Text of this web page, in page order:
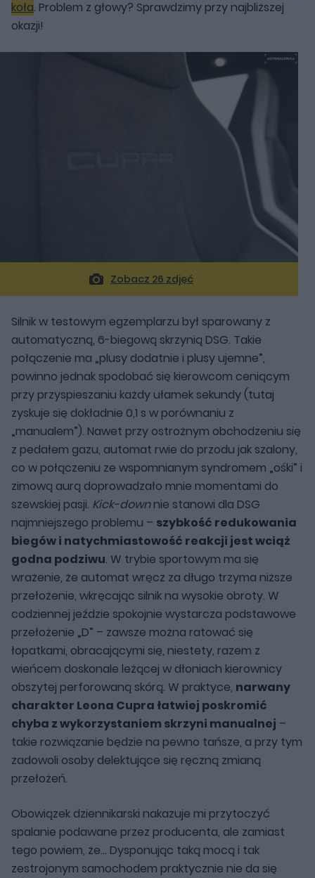
koła. Problem z głowy? Sprawdzimy przy najbliższej
okazji!
Zobacz 26 zdjęć
Silnik w testowym egzemplarzu był sparowany z
automatyczną, 6-biegową skrzynią DSG. Takie
połączenie ma „plusy dodatnie i plusy ujemne”,
powinno jednak spodobać się kierowcom ceniącym
przy przyspieszaniu każdy ułamek sekundy (tutaj
zyskuje się dokładnie 0,1 s w porównaniu z
„manualem”). Nawet przy ostrożnym obchodzeniu się
z pedałem gazu, automat rwie do przodu jak szalony,
co w połączeniu ze wspomnianym syndromem „ośki” i
zimową aurą doprowadzało mnie momentami do
szewskiej pasji. Kick-downnie stanowi dla DSG
najmniejszego problemu – szybkość redukowania
biegów i natychmiastowość reakcji jest wciąż
godna podziwu. W trybie sportowym ma się
wrażenie, że automat wręcz za długo trzyma niższe
przełożenie, wkręcając silnik na wysokie obroty. W
codziennej jeździe spokojnie wystarcza podstawowe
przełożenie „D” – zawsze można ratować się
łopatkami, obracającymi się, niestety, razem z
wieńcem doskonale leżącej w dłoniach kierownicy
obszytej perforowaną skórą. W praktyce, narwany
charakter Leona Cupra łatwiej poskromić
chyba z wykorzystaniem skrzyni manualnej –
takie rozwiązanie będzie na pewno tańsze, a przy tym
zadowoli osoby delektujące się ręczną zmianą
przełożeń.
Obowiązek dziennikarski nakazuje mi przytoczyć
spalanie podawane przez producenta, ale zamiast
tego powiem, że… Dysponując taką mocą i tak
zestrojonym samochodem praktycznie nie da się